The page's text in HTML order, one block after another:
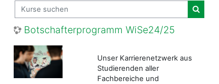
Kurse suchen
Kurse
Botschafterprogramm WiSe24/25
Unser Karrierenetzwerk aus
Studierenden aller
Fachbereiche und